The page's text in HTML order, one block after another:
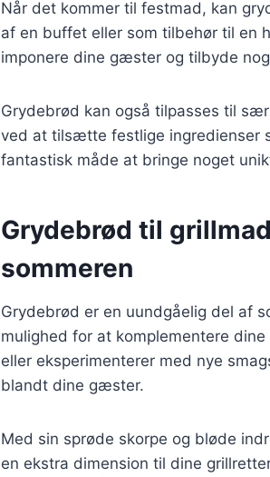
Når det kommer til festmad, kan
af en buffet eller som tilbehør til en
imponere dine gæster og tilbyde
Grydebrød kan også tilpasses til
ved at tilsætte festlige ingredienser
fantastisk måde at bringe noget
Grydebrød til
sommeren
Grydebrød er en uundgåelig del af
mulighed for at komplementere
eller eksperimenterer med nye
blandt dine gæster.
Med sin sprøde skorpe og bløde
en ekstra dimension til dine